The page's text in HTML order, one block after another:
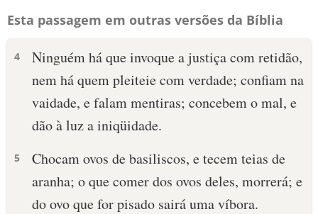
Esta passagem em outras versões da Bíblia
4
Ninguém há que invoque a justiça com retidão,
nem há quem pleiteie com verdade; confiam na
vaidade, e falam mentiras; concebem o mal, e
dão à luz a iniqüidade.
5
Chocam ovos de basiliscos, e tecem teias de
aranha; o que comer dos ovos deles, morrerá; e
do ovo que for pisado sairá uma víbora.